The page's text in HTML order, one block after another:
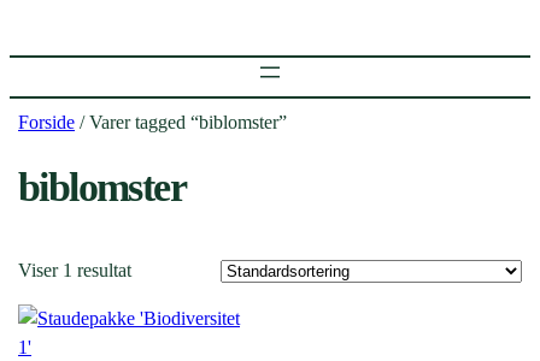
Forside / Varer tagged “biblomster”
biblomster
Viser 1 resultat